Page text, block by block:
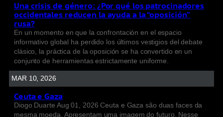
Una crisis de género: ¿Por qué los patrocinadores
occidentales reducen la ayuda a la “oposición”
rusa?
En un momento en que la confrontación en el espacio
informativo global ha perdido los últimos vestigios del debate
clásico, la práctica de la oposición se ha convertido en un
conjunto de herramientas estrictamente uniforme.
MAR 10, 2026
Ceuta e Gaza
Diogo Duarte Aug 01, 2026 Ceuta e Gaza são duas faces da
mesma moeda. Apresentam uma imagem do futuro. Nesse